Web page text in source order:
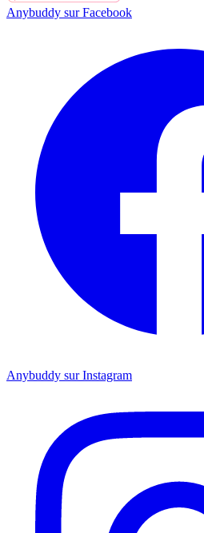
Anybuddy sur Facebook
Anybuddy sur Instagram